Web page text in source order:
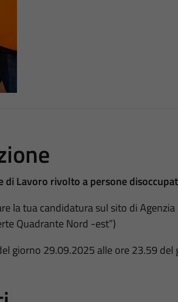
di Lavoro rivolto a persone
la tua candidatura sul sito di
Quadrante Nord -est”)
giorno 29.09.2025 alle ore 23.59